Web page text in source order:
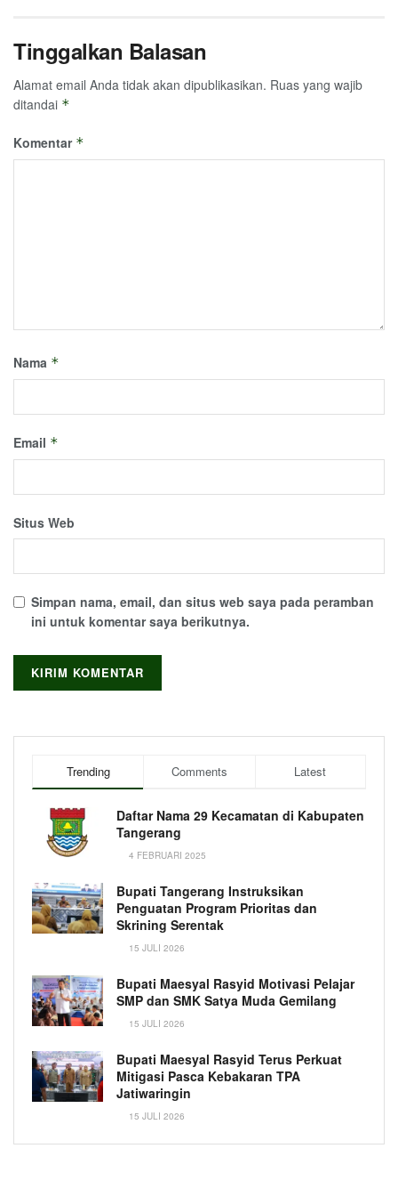
Tinggalkan Balasan
Alamat email Anda tidak akan dipublikasikan. Ruas yang wajib
ditandai *
Komentar *
Nama *
Email *
Situs Web
Simpan nama, email, dan situs web saya pada peramban
ini untuk komentar saya berikutnya.
Trending Comments Latest
Daftar Nama 29 Kecamatan di Kabupaten
Tangerang
4 FEBRUARI 2025
Bupati Tangerang Instruksikan
Penguatan Program Prioritas dan
Skrining Serentak
15 JULI 2026
Bupati Maesyal Rasyid Motivasi Pelajar
SMP dan SMK Satya Muda Gemilang
15 JULI 2026
Bupati Maesyal Rasyid Terus Perkuat
Mitigasi Pasca Kebakaran TPA
Jatiwaringin
15 JULI 2026